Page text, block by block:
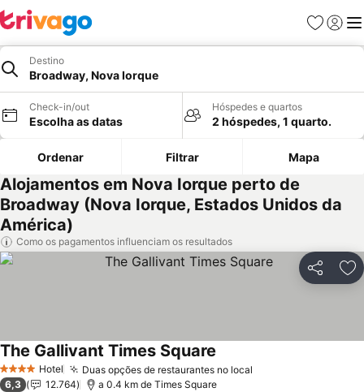
Favoritos
Iniciar
Destino
Broadway, Nova Iorque
Check-in/out
Escolha as datas
Hóspedes e quartos
2 hóspedes, 1 quarto.
Ordenar Filtrar Mapa
Alojamentos em Nova Iorque perto de
Broadway (Nova Iorque, Estados Unidos da
América)
Como os pagamentos influenciam os resultados
Partilhar
4 EstrelasHotel Duas opções de restaurantes no local
The Gallivant Times Square
6,3 12.764 a 0.4 km de Times Square